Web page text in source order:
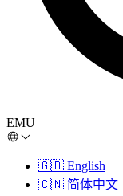
EMU
🇬🇧 English
🇨🇳 简体中文